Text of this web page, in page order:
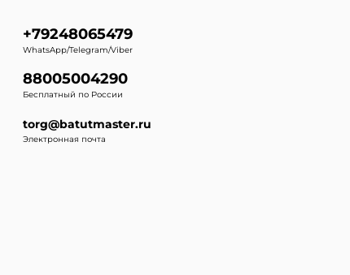
+79248065479
WhatsApp/Telegram/Viber
88005004290
Бесплатный по России
torg@batutmaster.ru
Электронная почта